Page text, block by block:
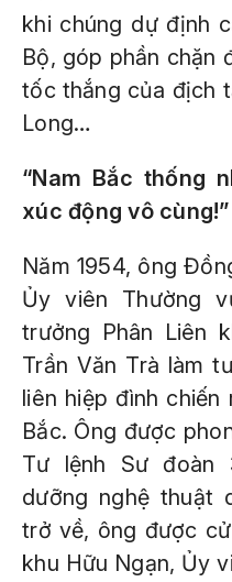
khi chúng dự định
Bộ, góp phần chặn
tốc thắng của địch
Long…
“Nam Bắc thống
xúc động vô cùng!”
Năm 1954, ông
Ủy viên Thường
trưởng Phân Liên
Trần Văn Trà làm
liên hiệp đình
Bắc. Ông được
Tư lệnh Sư đoàn
dưỡng nghệ thuật
trở về, ông được
khu Hữu Ngạn, Ủy